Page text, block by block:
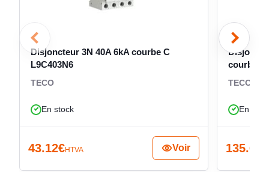
distribution électrique modulaire.
Disjoncteur 3N 40A 6kA courbe C
L9C403N6
TECO
En stock
43.12€HTVA Voir
courbe C
TECO
En
135.62